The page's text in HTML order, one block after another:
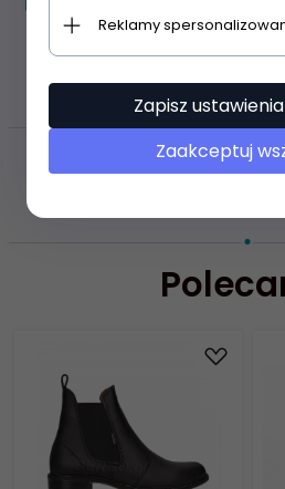
FILMY VIDEO
ZASOBY
BEZPIECZEŃSTWA I
Reklamy
Zapisz
Zaakceptuj